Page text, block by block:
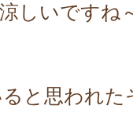
しいですね
と思われた